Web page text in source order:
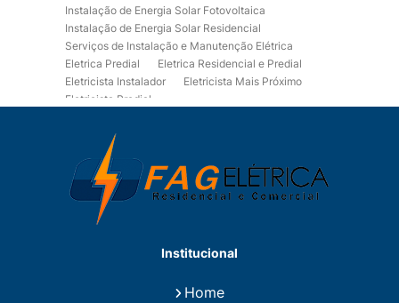
Instalação de Energia Solar Fotovoltaica
Instalação de Energia Solar Residencial
Serviços de Instalação e Manutenção Elétrica
Eletrica Predial
Eletrica Residencial e Predial
Eletricista Instalador
Eletricista Mais Próximo
Eletricista Predial
Eletricista Residencial
Eletricista Residencial E Predial
Eletricistas de Manutenção
Empresa de Instalações Elétricas
Empresa de Manutenção Eletrica
Empresa de Prestação de Serviços Eletricos
Fiação para Instalação Eletrica Residencial
Instalação de Energia Solar Residencial Preço
Institucional
Home